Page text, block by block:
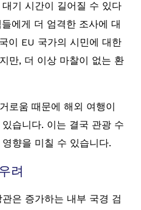
기 시간이 길어질 수 있다
에게 더 엄격한 조사에 대
이 EU 국가의 시민에 대한
만, 더 이상 마찰이 없는 환
로움 때문에 해외 여행이
습니다. 이는 결국 관광 수
향을 미칠 수 있습니다.
려
은 증가하는 내부 국경 검